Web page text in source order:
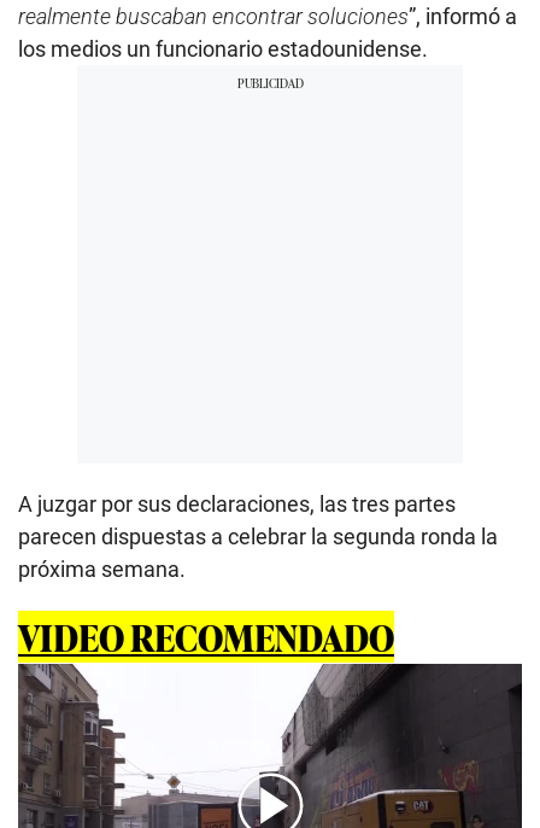
realmente buscaban encontrar soluciones”, informó a
los medios un funcionario estadounidense.
A juzgar por sus declaraciones, las tres partes
parecen dispuestas a celebrar la segunda ronda la
próxima semana.
VIDEO RECOMENDADO